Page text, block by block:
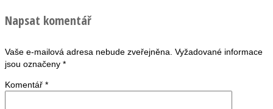
Napsat komentář
Vaše e-mailová adresa nebude zveřejněna. Vyžadované informace
jsou označeny *
Komentář *